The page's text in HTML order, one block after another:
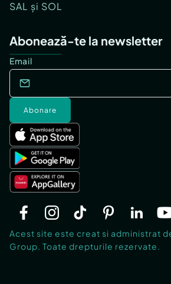
SAL și SOL
Abonează-te la newsletter
Email
Abonare
Acest site este creat si administrat
Group. Toate drepturile rezervate.